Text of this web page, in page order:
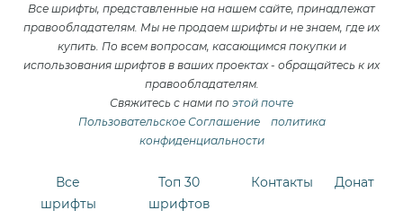
Все шрифты, представленные на нашем сайте, принадлежат
правообладателям. Мы не продаем шрифты и не знаем, где их
купить. По всем вопросам, касающимся покупки и
использования шрифтов в ваших проектах - обращайтесь к их
правообладателям.
Свяжитесь с нами по этой почте
Пользовательское Соглашение
политика
конфиденциальности
Все
шрифты
Топ 30
шрифтов
Контакты Донат